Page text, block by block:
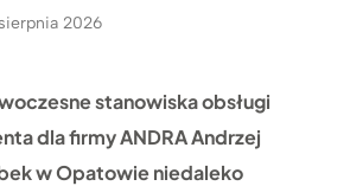
2026
stanowiska obsługi
dla firmy ANDRA Andrzej
w Opatowie niedaleko